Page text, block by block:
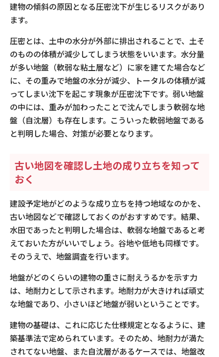
建物の傾斜の原因となる圧密沈下が生じるリスクがあり
ます。
圧密とは、土中の水分が外部に排出されることで、土そ
のものの体積が減少してしまう状態をいいます。水分量
が多い地盤（軟弱な粘土層など）に家を建てた場合など
に、その重みで地盤の水分が減少、トータルの体積が減
ってしまい沈下を起こす現象が圧密沈下です。弱い地盤
の中には、重みが加わったことで沈んでしまう軟弱な地
盤（自沈層）も存在します。こういった軟弱地盤である
と判明した場合、対策が必要となります。
古い地図を確認し土地の成り立ちを知って
おく
建設予定地がどのような成り立ちを持つ地域なのかを、
古い地図などで確認しておくのがおすすめです。結果、
水田であったと判明した場合は、軟弱な地盤であると考
えておいた方がいいでしょう。谷地や低地も同様です。
そのうえで、地盤調査を行います。
地盤がどのくらいの建物の重さに耐えうるかを示す力
は、地耐力として示されます。地耐力が大きければ頑丈
な地盤であり、小さいほど地盤が弱いということです。
建物の基礎は、これに応じた仕様規定となるように、建
築基準法で定められています。そのため、地耐力が満た
されてない地盤、また自沈層があるケースでは、地盤改